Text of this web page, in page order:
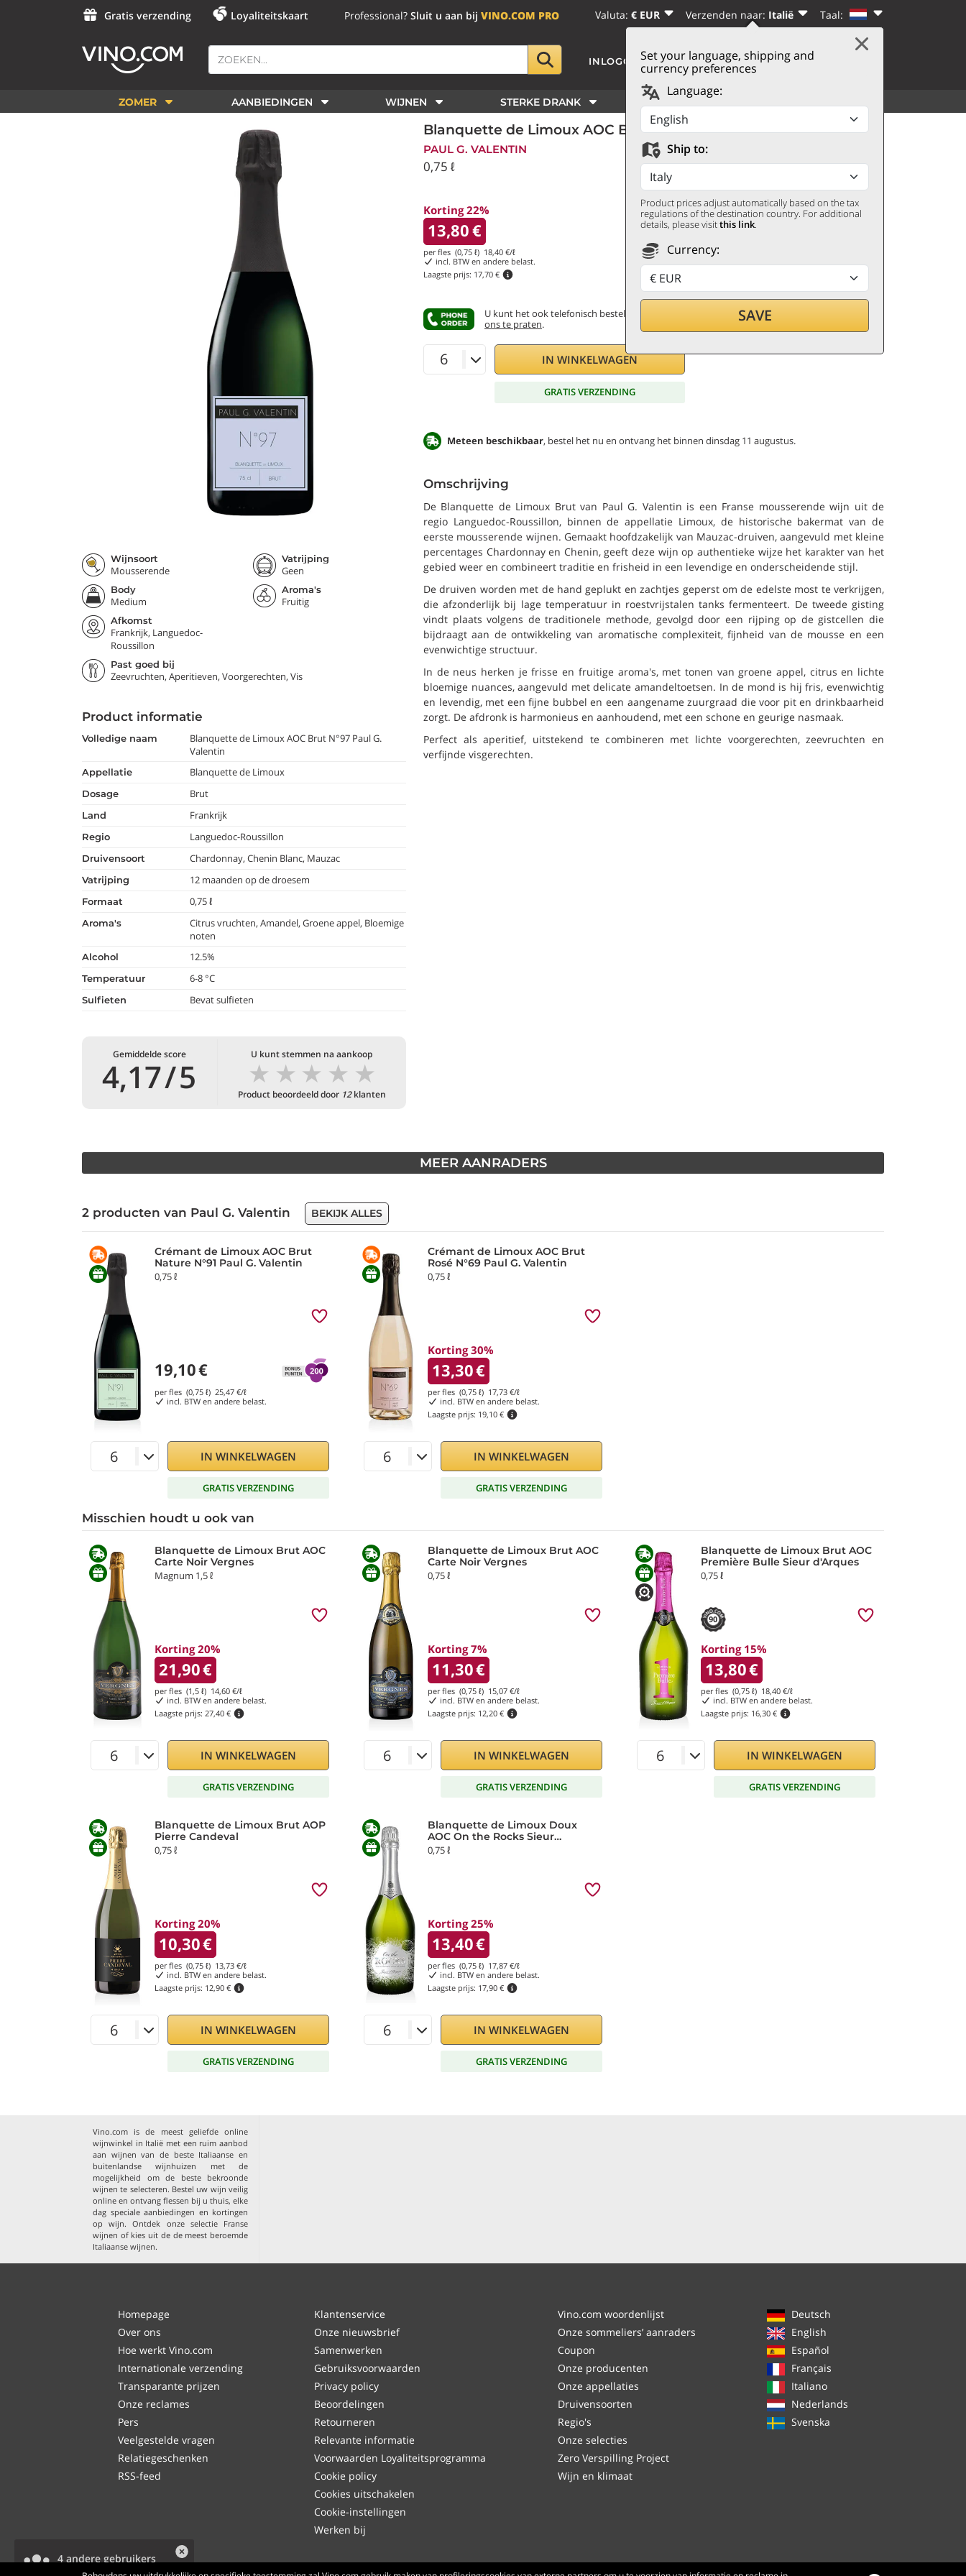
Gratis verzending Loyaliteitskaart Professional? Sluit u aan bij VINO.COM PRO Valuta: € EUR Verzenden naar: Italië Taal:
Set your language, shipping and
currency preferences
Language:
Ship to:
Product prices adjust automatically based on the tax
regulations of the destination country. For additional
details, please visitthis link.
Currency:
SAVE
INLOGGEN | REGISTREREN WINKELWAGEN
ZOMER AANBIEDINGEN WIJNEN STERKE DRANK MEER
Wijnsoort
Mousserende
Vatrijping
Geen
Body
Medium
Aroma's
Fruitig
Afkomst
Frankrijk, Languedoc-
Roussillon
Past goed bij
Zeevruchten, Aperitieven, Voorgerechten, Vis
Product informatie
volledige naam
Blanquette de Limoux AOC Brut N°97 Paul G.
Valentin
appellatie Blanquette de Limoux
dosage Brut
land Frankrijk
regio Languedoc-Roussillon
druivensoort Chardonnay, Chenin Blanc, Mauzac
vatrijping 12 maanden op de droesem
formaat 0,75 ℓ
aroma's
Citrus vruchten, Amandel, Groene appel, Bloemige
noten
alcohol 12.5%
temperatuur 6-8 °C
Sulfieten Bevat sulfieten
Gemiddelde score
4,17/5
U kunt stemmen na aankoop
★
★
★
★
★
Product beoordeeld door 12klanten
Blanquette de Limoux AOC Brut N°97 Paul G. Valentin
PAUL G. VALENTIN
0,75 ℓ
Korting 22%
13,80€
per fles (0,75 ℓ) 18,40 €/ℓ
incl. BTW en andere belast.
Laagste prijs: 17,70 €
U kunt het ook telefonisch bestellen
ons te praten.
IN WINKELWAGEN
GRATIS VERZENDING
Meteen beschikbaar, bestel het nu en ontvang het binnen dinsdag 11 augustus.
Omschrijving
De Blanquette de Limoux Brut van Paul G. Valentin is een Franse mousserende wijn uit de
regio Languedoc-Roussillon, binnen de appellatie Limoux, de historische bakermat van de
eerste mousserende wijnen. Gemaakt hoofdzakelijk van Mauzac-druiven, aangevuld met kleine
percentages Chardonnay en Chenin, geeft deze wijn op authentieke wijze het karakter van het
gebied weer en combineert traditie en frisheid in een levendige en onderscheidende stijl.
De druiven worden met de hand geplukt en zachtjes geperst om de edelste most te verkrijgen,
die afzonderlijk bij lage temperatuur in roestvrijstalen tanks fermenteert. De tweede gisting
vindt plaats volgens de traditionele methode, gevolgd door een rijping op de gistcellen die
bijdraagt aan de ontwikkeling van aromatische complexiteit, fijnheid van de mousse en een
evenwichtige structuur.
In de neus herken je frisse en fruitige aroma's, met tonen van groene appel, citrus en lichte
bloemige nuances, aangevuld met delicate amandeltoetsen. In de mond is hij fris, evenwichtig
en levendig, met een fijne bubbel en een aangename zuurgraad die voor pit en drinkbaarheid
zorgt. De afdronk is harmonieus en aanhoudend, met een schone en geurige nasmaak.
Perfect als aperitief, uitstekend te combineren met lichte voorgerechten, zeevruchten en
verfijnde visgerechten.
MEER AANRADERS
2 producten van Paul G. Valentin BEKIJK ALLES
Crémant de Limoux AOC Brut
Nature N°91 Paul G. Valentin
0,75 ℓ
19,10€
per fles (0,75 ℓ) 25,47 €/ℓ
incl. BTW en andere belast.
IN WINKELWAGEN
GRATIS VERZENDING
Crémant de Limoux AOC Brut
Rosé N°69 Paul G. Valentin
0,75 ℓ
Korting 30%
13,30€
per fles (0,75 ℓ) 17,73 €/ℓ
incl. BTW en andere belast.
Laagste prijs: 19,10 €
IN WINKELWAGEN
GRATIS VERZENDING
Misschien houdt u ook van
Blanquette de Limoux Brut AOC
Carte Noir Vergnes
Magnum 1,5 ℓ
Korting 20%
21,90€
per fles (1,5 ℓ) 14,60 €/ℓ
incl. BTW en andere belast.
Laagste prijs: 27,40 €
IN WINKELWAGEN
GRATIS VERZENDING
Blanquette de Limoux Brut AOC
Carte Noir Vergnes
0,75 ℓ
Korting 7%
11,30€
per fles (0,75 ℓ) 15,07 €/ℓ
incl. BTW en andere belast.
Laagste prijs: 12,20 €
IN WINKELWAGEN
GRATIS VERZENDING
Blanquette de Limoux Brut AOC
Première Bulle Sieur d'Arques
0,75 ℓ
90
Korting 15%
13,80€
per fles (0,75 ℓ) 18,40 €/ℓ
incl. BTW en andere belast.
Laagste prijs: 16,30 €
IN WINKELWAGEN
GRATIS VERZENDING
Blanquette de Limoux Brut AOP
Pierre Candeval
0,75 ℓ
Korting 20%
10,30€
per fles (0,75 ℓ) 13,73 €/ℓ
incl. BTW en andere belast.
Laagste prijs: 12,90 €
IN WINKELWAGEN
GRATIS VERZENDING
Blanquette de Limoux Doux
AOC On the Rocks Sieur
d'Arques
0,75 ℓ
Korting 25%
13,40€
per fles (0,75 ℓ) 17,87 €/ℓ
incl. BTW en andere belast.
Laagste prijs: 17,90 €
IN WINKELWAGEN
GRATIS VERZENDING
4 andere gebruikers
bekijken dit product.
Vino.com is de meest geliefde online
wijnwinkel in Italië met een ruim aanbod
aan wijnen van de beste Italiaanse en
buitenlandse wijnhuizen met de
mogelijkheid om de beste bekroonde
wijnen te selecteren. Bestel uw wijn veilig
online en ontvang flessen bij u thuis, elke
dag speciale aanbiedingen en kortingen
op wijn. Ontdek onze selectie Franse
wijnen of kies uit de de meest beroemde
Italiaanse wijnen.
Homepage
Over ons
Hoe werkt Vino.com
Internationale verzending
Transparante prijzen
Onze reclames
Pers
Veelgestelde vragen
Relatiegeschenken
RSS-feed
Klantenservice
Onze nieuwsbrief
Samenwerken
Gebruiksvoorwaarden
Privacy policy
Beoordelingen
Retourneren
Relevante informatie
Voorwaarden Loyaliteitsprogramma
Cookie policy
Cookies uitschakelen
Cookie-instellingen
Werken bij
Vino.com woordenlijst
Onze sommeliers’ aanraders
Coupon
Onze producenten
Onze appellaties
Druivensoorten
Regio's
Onze selecties
Zero Verspilling Project
Wijn en klimaat
Deutsch
English
Español
Français
Italiano
Nederlands
Svenska